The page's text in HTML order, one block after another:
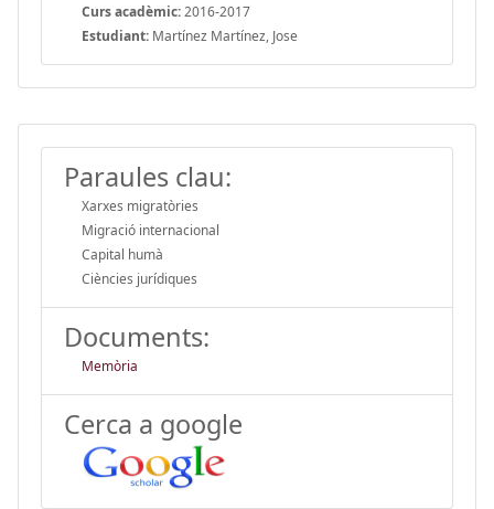
Curs acadèmic:2016-2017
Estudiant: Martínez Martínez, Jose
Paraules clau:
Xarxes migratòries
Migració internacional
Capital humà
Ciències jurídiques
Documents:
Memòria
Cerca a google